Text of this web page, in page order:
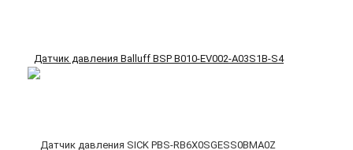
Датчик давления Balluff BSP B010-EV002-A03S1B-S4